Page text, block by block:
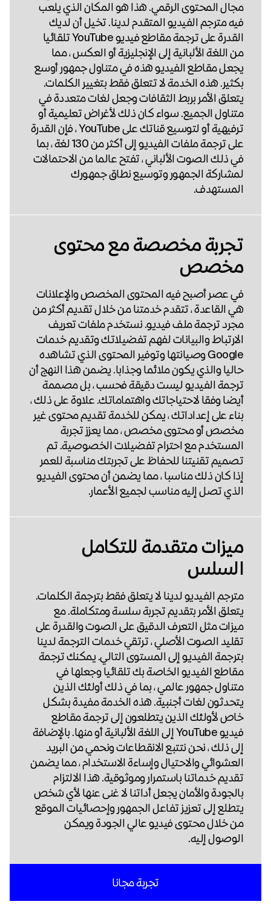
مجال المحتوى الرقمي. هذا هو المكان الذي يلعب
فيه مترجم الفيديو المتقدم لدينا. تخيل أن لديك
القدرة على ترجمة مقاطع فيديو YouTube تلقائيا
من اللغة الألبانية إلى الإنجليزية أو العكس ، مما
يجعل مقاطع الفيديو هذه في متناول جمهور أوسع
بكثير. هذه الخدمة لا تتعلق فقط بتغيير الكلمات.
يتعلق الأمر بربط الثقافات وجعل لغات متعددة في
متناول الجميع. سواء كان ذلك لأغراض تعليمية أو
ترفيهية أو لتوسيع قناتك على YouTube ، فإن القدرة
على ترجمة ملفات الفيديو إلى أكثر من 130 لغة ، بما
في ذلك الصوت الألباني ، تفتح عالما من الاحتمالات
لمشاركة الجمهور وتوسيع نطاق جمهورك
المستهدف.
تجربة مخصصة مع محتوى
مخصص
في عصر أصبح فيه المحتوى المخصص والإعلانات
هي القاعدة ، تتقدم خدمتنا من خلال تقديم أكثر من
مجرد ترجمة ملف فيديو. نستخدم ملفات تعريف
الارتباط والبيانات لفهم تفضيلاتك وتقديم خدمات
Google وصيانتها وتوفير المحتوى الذي تشاهده
حاليا والذي يكون ملائما وجذابا. يضمن هذا النهج أن
ترجمة الفيديو ليست دقيقة فحسب ، بل مصممة
أيضا وفقا لاحتياجاتك واهتماماتك. علاوة على ذلك ،
بناء على إعداداتك ، يمكن للخدمة تقديم محتوى غير
مخصص أو محتوى مخصص ، مما يعزز تجربة
المستخدم مع احترام تفضيلات الخصوصية. تم
تصميم تقنيتنا للحفاظ على تجربتك مناسبة للعمر
إذا كان ذلك مناسبا ، مما يضمن أن محتوى الفيديو
الذي تصل إليه مناسب لجميع الأعمار.
ميزات متقدمة للتكامل
السلس
مترجم الفيديو لدينا لا يتعلق فقط بترجمة الكلمات.
يتعلق الأمر بتقديم تجربة سلسة ومتكاملة. مع
ميزات مثل التعرف الدقيق على الصوت والقدرة على
تقليد الصوت الأصلي ، ترتقي خدمات الترجمة لدينا
بترجمة الفيديو إلى المستوى التالي. يمكنك ترجمة
مقاطع الفيديو الخاصة بك تلقائيا وجعلها في
متناول جمهور عالمي ، بما في ذلك أولئك الذين
يتحدثون لغات أجنبية. هذه الخدمة مفيدة بشكل
خاص لأولئك الذين يتطلعون إلى ترجمة مقاطع
فيديو YouTube إلى اللغة الألبانية أو منها. بالإضافة
إلى ذلك ، نحن نتتبع الانقطاعات ونحمي من البريد
العشوائي والاحتيال وإساءة الاستخدام ، مما يضمن
تقديم خدماتنا باستمرار وموثوقية. هذا الالتزام
بالجودة والأمان يجعل أداتنا لا غنى عنها لأي شخص
يتطلع إلى تعزيز تفاعل الجمهور وإحصائيات الموقع
من خلال محتوى فيديو عالي الجودة ويمكن
الوصول إليه.
تجربة مجانا